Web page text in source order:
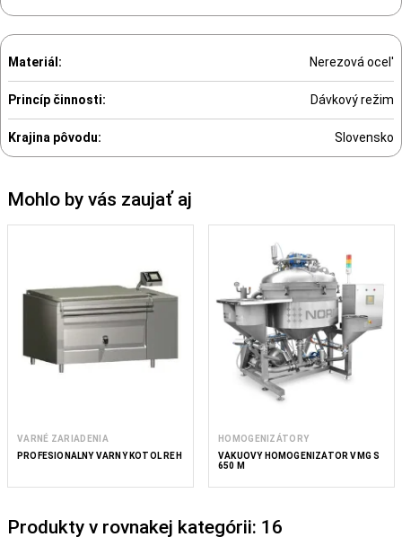
Materiál: Nerezová ocel'
Princíp činnosti: Dávkový režim
Krajina pôvodu: Slovensko
Mohlo by vás zaujať aj
VARNÉ ZARIADENIA
PROFESIONÁLNY VARNÝ KOTOL REH
HOMOGENIZÁTORY
VÁKUOVÝ HOMOGENIZÁTOR VMG S
650 M
Produkty v rovnakej kategórii: 16